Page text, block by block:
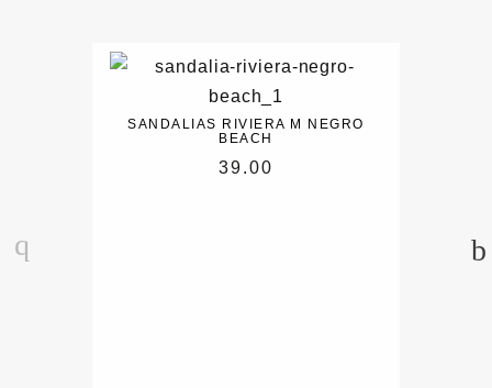
SANDALIAS RIVIERA M NEGRO
BEACH
39.00